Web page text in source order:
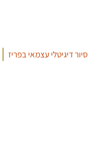
סיור דיגיטלי עצמאי בפריז